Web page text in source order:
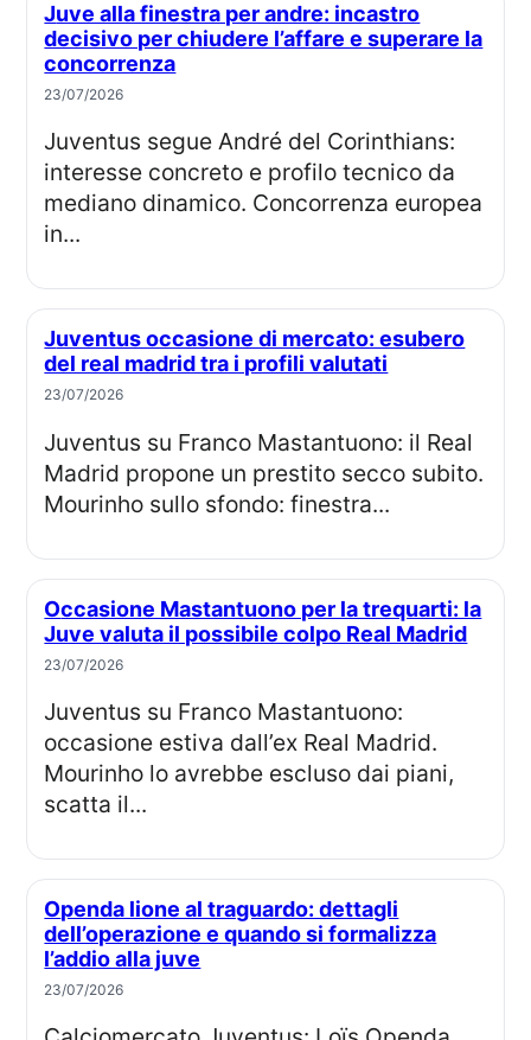
Juve alla finestra per andre: incastro
decisivo per chiudere l’affare e superare la
concorrenza
23/07/2026
Juventus segue André del Corinthians:
interesse concreto e profilo tecnico da
mediano dinamico. Concorrenza europea
in...
Juventus occasione di mercato: esubero
del real madrid tra i profili valutati
23/07/2026
Juventus su Franco Mastantuono: il Real
Madrid propone un prestito secco subito.
Mourinho sullo sfondo: finestra...
Occasione Mastantuono per la trequarti: la
Juve valuta il possibile colpo Real Madrid
23/07/2026
Juventus su Franco Mastantuono:
occasione estiva dall’ex Real Madrid.
Mourinho lo avrebbe escluso dai piani,
scatta il...
Openda lione al traguardo: dettagli
dell’operazione e quando si formalizza
l’addio alla juve
23/07/2026